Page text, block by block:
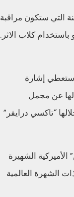
التي ستكون مراقبة
باستخدام كلاب الاثر.
(58 عاماً) الأضواء، إذ ستعطي إشارة
لها عن مجمل
“تاكسي درايفر”
الشهيرة
الشهرة العالمية